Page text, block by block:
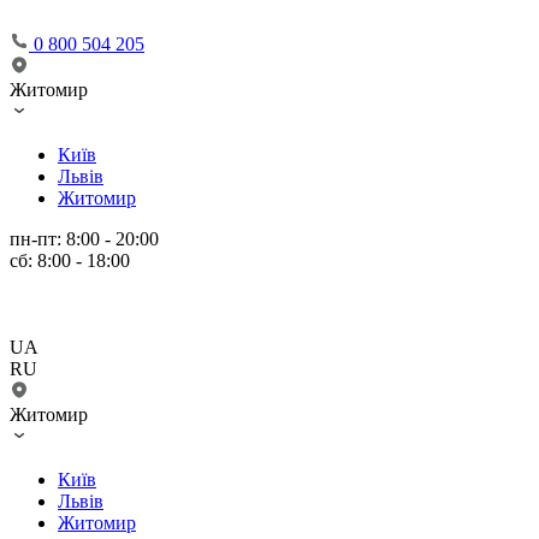
0 800 504 205
Житомир
Київ
Львів
Житомир
пн-пт: 8:00 - 20:00
сб: 8:00 - 18:00
UA
RU
Житомир
Київ
Львів
Житомир